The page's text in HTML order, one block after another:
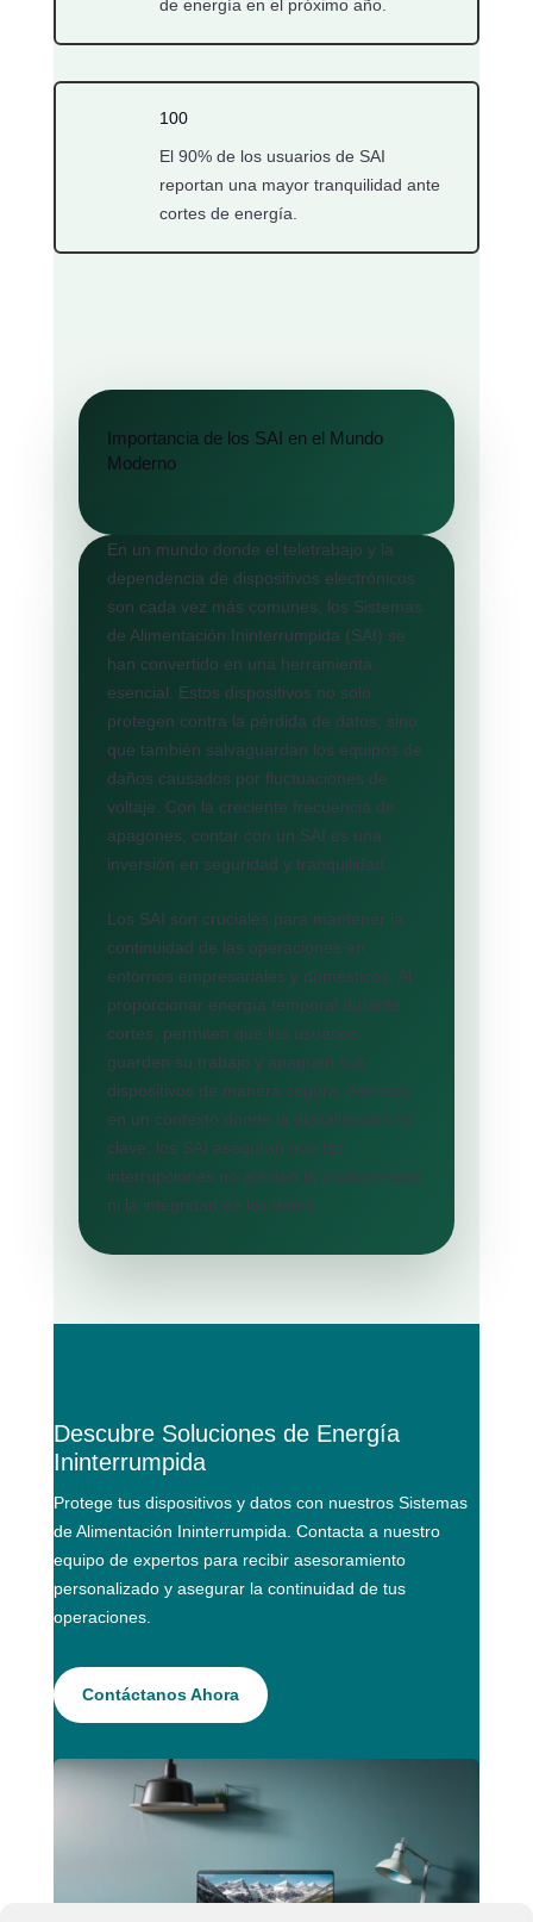
de energía en el próximo año.
100
El 90% de los usuarios de SAI
reportan una mayor tranquilidad ante
cortes de energía.
Importancia de los SAI en el Mundo
Moderno
En un mundo donde el teletrabajo y la
dependencia de dispositivos electrónicos
son cada vez más comunes, los Sistemas
de Alimentación Ininterrumpida (SAI) se
han convertido en una herramienta
esencial. Estos dispositivos no solo
protegen contra la pérdida de datos, sino
que también salvaguardan los equipos de
daños causados por fluctuaciones de
voltaje. Con la creciente frecuencia de
apagones, contar con un SAI es una
inversión en seguridad y tranquilidad.
Los SAI son cruciales para mantener la
continuidad de las operaciones en
entornos empresariales y domésticos. Al
proporcionar energía temporal durante
cortes, permiten que los usuarios
guarden su trabajo y apaguen sus
dispositivos de manera segura. Además,
en un contexto donde la digitalización es
clave, los SAI aseguran que las
interrupciones no afecten la productividad
ni la integridad de los datos.
Descubre Soluciones de Energía
Ininterrumpida
Protege tus dispositivos y datos con nuestros Sistemas
de Alimentación Ininterrumpida. Contacta a nuestro
equipo de expertos para recibir asesoramiento
personalizado y asegurar la continuidad de tus
operaciones.
Contáctanos Ahora